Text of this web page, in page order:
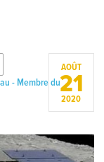
- Membre du
AOÛT
21
2020